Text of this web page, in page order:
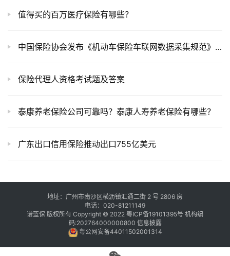
值得买的百万医疗保险有哪些？
中国保险协会发布《机动车保险车联网数据采集规范》征求意见稿
保险代理人资格考试题及答案
泰康养老保险公司可靠吗？泰康人寿养老保险有哪些？
广东出口信用保险推动出口755亿美元
地址：广州市南沙区横沥镇汇通二街 2 号 2806 房
电话：020-81211149
谱蓝保 版权所有 Copyright © 2022 粤ICP备19101395号 机构编
码:202764000000800 信息披露
粤公网安备44011502001314